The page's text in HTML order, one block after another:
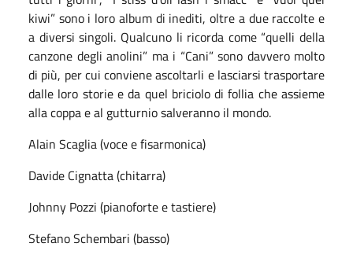
kiwi” sono i loro album di inediti, oltre a due raccolte e
a diversi singoli. Qualcuno li ricorda come “quelli della
canzone degli anolini” ma i “Cani” sono davvero molto
di più, per cui conviene ascoltarli e lasciarsi trasportare
dalle loro storie e da quel briciolo di follia che assieme
alla coppa e al gutturnio salveranno il mondo.
Alain Scaglia (voce e fisarmonica)
Davide Cignatta (chitarra)
Johnny Pozzi (pianoforte e tastiere)
Stefano Schembari (basso)